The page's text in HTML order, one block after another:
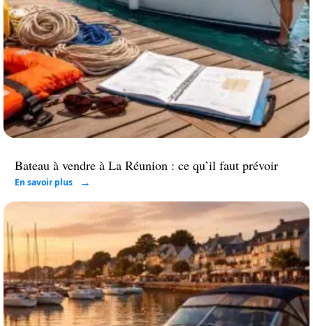
Bateau à vendre à La Réunion : ce qu’il faut prévoir
En savoir plus